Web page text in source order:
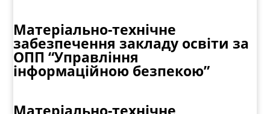
Матеріально-технічне
забезпечення закладу освіти за
ОПП “Управління
інформаційною безпекою”